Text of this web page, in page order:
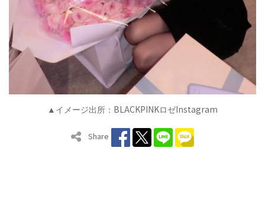
▲イメージ出所： BLACKPINKロゼInstagram
Share